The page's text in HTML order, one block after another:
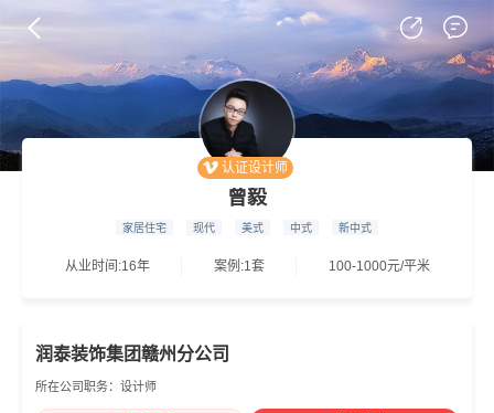
 认证设计师
曾毅
家居住宅 现代 美式 中式 新中式
从业时间:16年 案例:1套 100-1000元/平米
润泰装饰集团赣州分公司
所在公司职务：设计师